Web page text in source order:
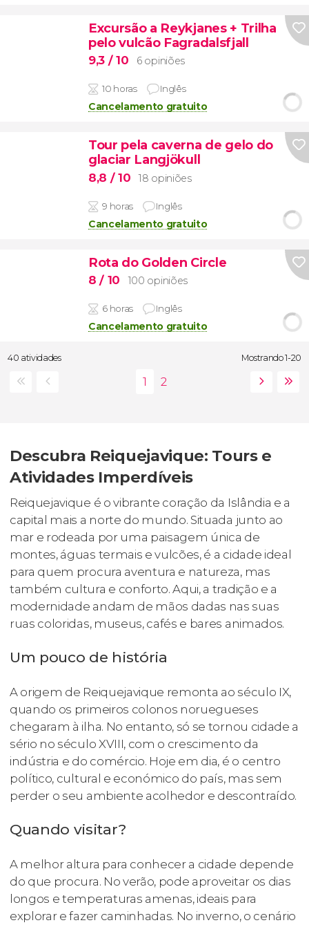
Excursão a Reykjanes + Trilha
pelo vulcão Fagradalsfjall
9,3 / 10 6 opiniões
10 horas Inglês
Cancelamento gratuito
Tour pela caverna de gelo do
glaciar Langjökull
8,8 / 10 18 opiniões
9 horas Inglês
Cancelamento gratuito
Rota do Golden Circle
8/ 10 100 opiniões
6 horas Inglês
Cancelamento gratuito
40 atividades Mostrando 1-20
Descubra Reiquejavique: Tours e
Atividades Imperdíveis
Reiquejavique é o vibrante coração da Islândia e a
capital mais a norte do mundo. Situada junto ao
mar e rodeada por uma paisagem única de
montes, águas termais e vulcões, é a cidade ideal
para quem procura aventura e natureza, mas
também cultura e conforto. Aqui, a tradição e a
modernidade andam de mãos dadas nas suas
ruas coloridas, museus, cafés e bares animados.
Um pouco de história
A origem de Reiquejavique remonta ao século IX,
quando os primeiros colonos noruegueses
chegaram à ilha. No entanto, só se tornou cidade a
sério no século XVIII, com o crescimento da
indústria e do comércio. Hoje em dia, é o centro
político, cultural e económico do país, mas sem
perder o seu ambiente acolhedor e descontraído.
Quando visitar?
A melhor altura para conhecer a cidade depende
do que procura. No verão, pode aproveitar os dias
longos e temperaturas amenas, ideais para
explorar e fazer caminhadas. No inverno, o cenário